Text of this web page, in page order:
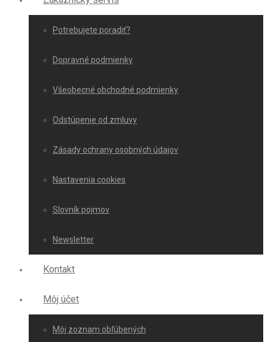
Potrebujete poradiť?
Dopravné podmienky
Všeobecné obchodné podmienky
Odstúpenie od zmluvy
Zásady ochrany osobných údajov
Nastavenia cookies
Slovník pojmov
Newsletter
Kontakt
Môj účet
Môj zoznam obľúbených